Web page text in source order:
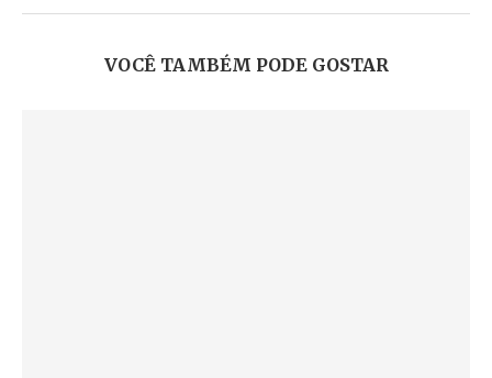
VOCÊ TAMBÉM PODE GOSTAR